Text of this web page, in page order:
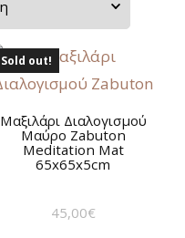
Sold out!
Μαξιλάρι Διαλογισμού
Μαύρο Zabuton
Meditation Mat
65x65x5cm
45,00€